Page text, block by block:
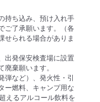
持ち込み、預け入れ手
ご了承願います。（各
せられる場合がありま
出発保安検査場に設置
廃棄願います。
弾など）、発火性・引
ー燃料、キャンプ用な
えるアルコール飲料を